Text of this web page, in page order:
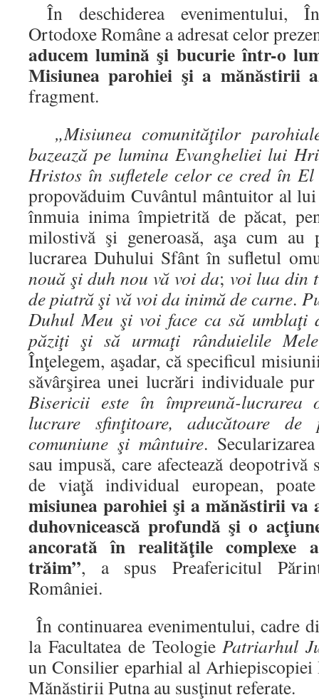
În deschiderea evenimentului,
Ortodoxe Române a adresat celor
aducem lumină şi bucurie într-o
Misiunea parohiei şi a mănăstirii
fragment.
„Misiunea comunităţilor
bazează pe lumina Evangheliei lui
Hristos în sufletele celor ce cred în
propovăduim Cuvântul mântuitor al lui
înmuia inima împietrită de păcat,
milostivă şi generoasă, aşa cum au
lucrarea Duhului Sfânt în sufletul
nouă şi duh nou vă voi da; voi lua din
de piatră şi vă voi da inimă de carne.
Duhul Meu şi voi face ca să umblaţi
păziţi şi să urmaţi rânduielile
Înţelegem, aşadar, că specificul
săvârşirea unei lucrări individuale
Bisericii este în împreună-lucrarea
lucrare sfinţitoare, aducătoare
comuniune şi mântuire.
sau impusă, care afectează
de viaţă individual european,
misiunea parohiei şi a mănăstirii va
duhovnicească profundă şi o
ancorată în realităţile complexe
trăim”, a spus Preafericitul
României.
În continuarea evenimentului, cadre
la Facultatea de TeologiePatriarhul
un Consilier eparhial al
Mănăstirii Putna au susţinut referate.